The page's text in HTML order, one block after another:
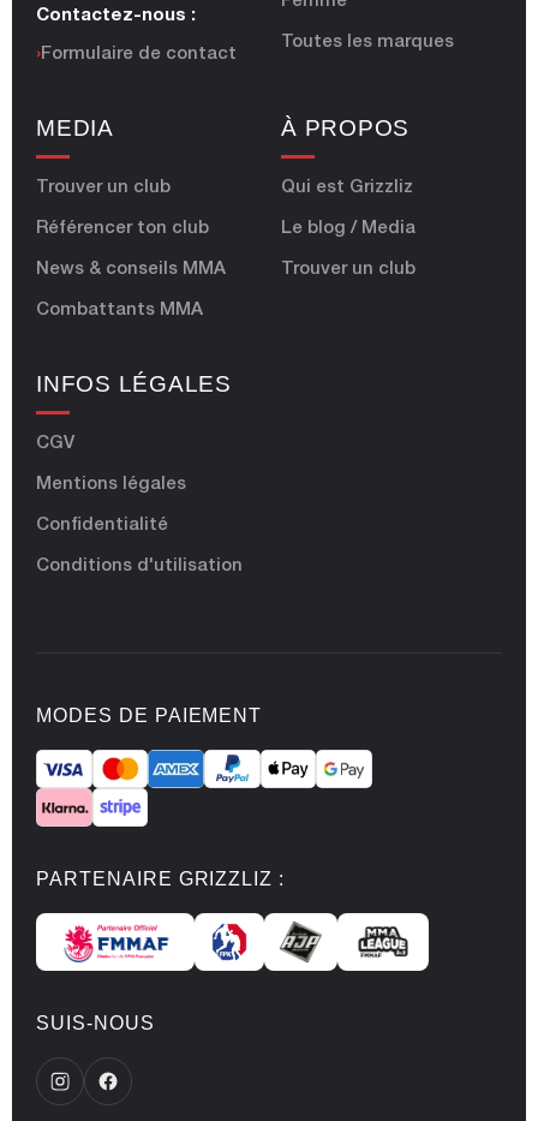
Contactez-nous :
›Formulaire de contact
Toutes les marques
MEDIA
Trouver un club
Référencer ton club
News & conseils MMA
Combattants MMA
À PROPOS
Qui est Grizzliz
Le blog / Media
Trouver un club
INFOS LÉGALES
CGV
Mentions légales
Confidentialité
Conditions d'utilisation
MODES DE PAIEMENT
PARTENAIRE GRIZZLIZ :
SUIS-NOUS